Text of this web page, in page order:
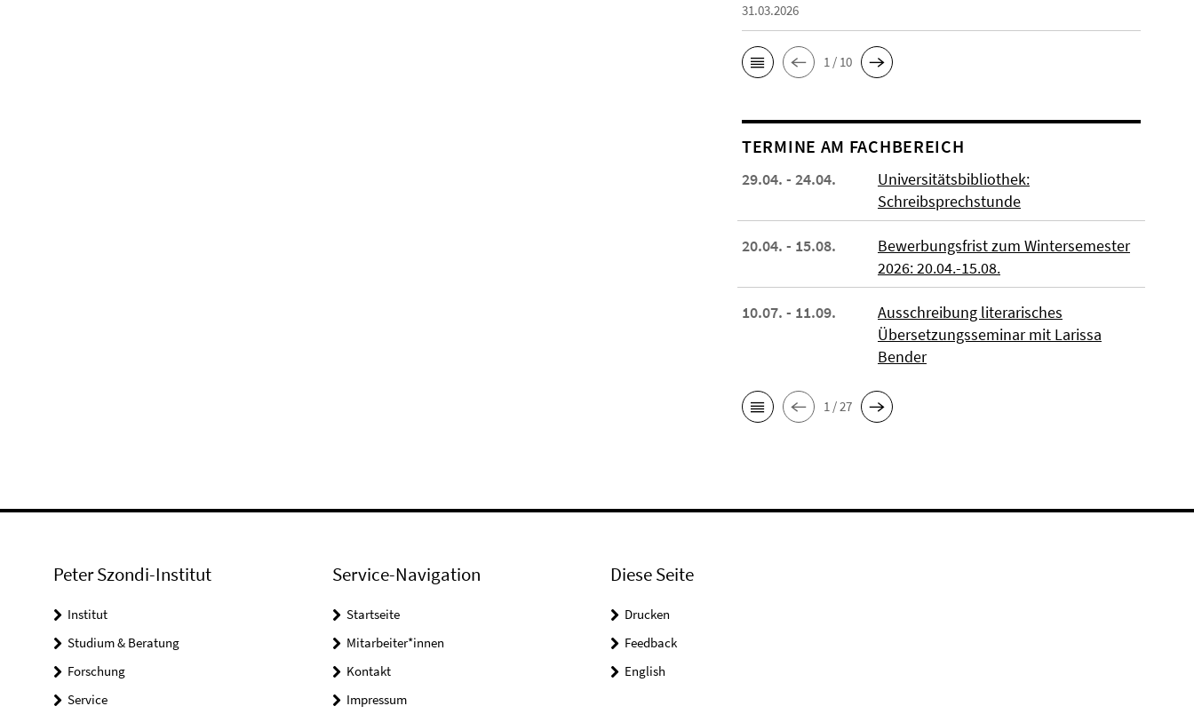
31.03.2026
1 / 10
TERMINE AM FACHBEREICH
29.04. - 24.04.
Universitätsbibliothek:
Schreibsprechstunde
20.04. - 15.08.
Bewerbungsfrist zum Wintersemester
2026: 20.04.-15.08.
10.07. - 11.09.
Ausschreibung literarisches
Übersetzungsseminar mit Larissa
Bender
1 / 27
Peter Szondi-Institut
Institut
Studium & Beratung
Forschung
Service
Service-Navigation
Startseite
Mitarbeiter*innen
Kontakt
Impressum
Diese Seite
Drucken
Feedback
English